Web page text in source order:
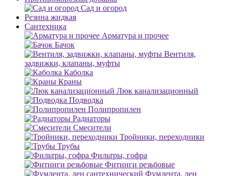
Сад и огород
Резина жидкая
Сантехника
Арматура и прочее
Бачок
Вентиля,
задвижки, клапаны, муфты
Каболка
Краны
Люк канализационный
Подводка
Полипропилен
Радиаторы
Смесители
Тройники, переходники
Трубы
Фильтры, гофра
Фитинги резьбовые
Фумлента, лен